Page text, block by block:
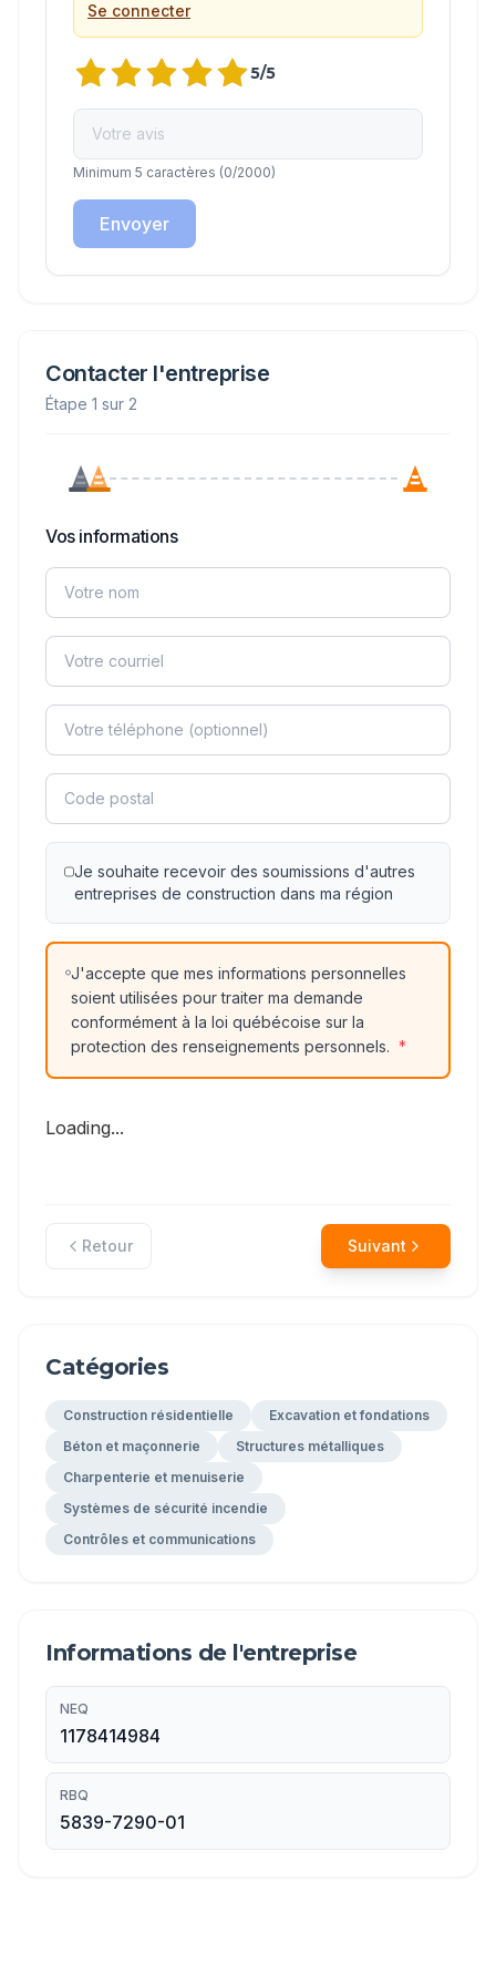
Se connecter
5/5
Minimum 5 caractères (0/2000)
Envoyer
Contacter l'entreprise
Étape 1 sur 2
Vos informations
Je souhaite recevoir des soumissions d'autres
entreprises de construction dans ma région
J'accepte que mes informations personnelles
soient utilisées pour traiter ma demande
conformément à la loi québécoise sur la
protection des renseignements personnels. *
Loading...
Retour Suivant
Catégories
Construction résidentielle
Excavation et fondations
Béton et maçonnerie
Structures métalliques
Charpenterie et menuiserie
Systèmes de sécurité incendie
Contrôles et communications
Informations de l'entreprise
NEQ
1178414984
RBQ
5839-7290-01